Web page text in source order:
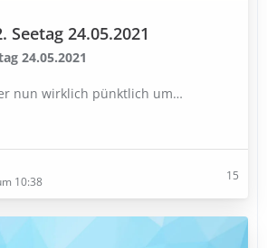
Seetag 24.05.2021
24.05.2021
nun wirklich pünktlich um…
10:38
15